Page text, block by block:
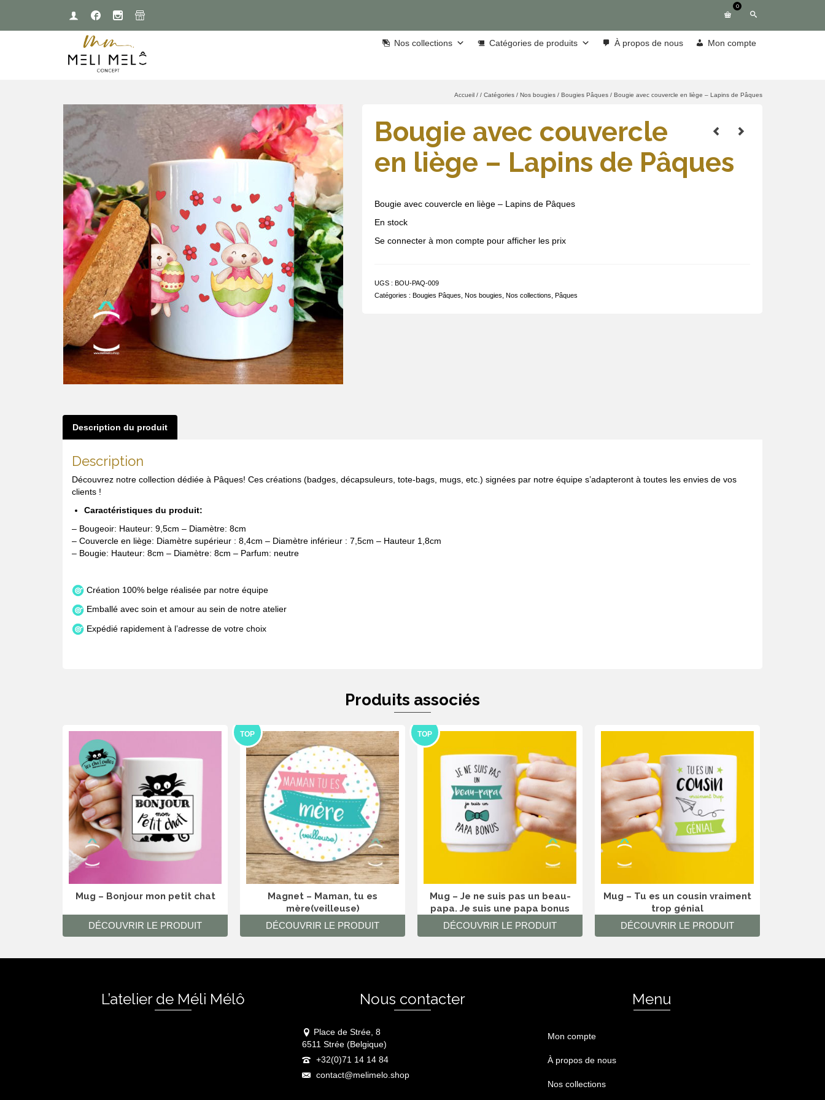
0
Nos collections Catégories de produits À propos de nous Mon compte
Accueil / / Catégories / Nos bougies / Bougies Pâques / Bougie avec couvercle en liège – Lapins de Pâques
Bougie avec couvercle
en liège – Lapins de Pâques
Bougie avec couvercle en liège – Lapins de Pâques
En stock
Se connecter à mon compte pour afficher les prix
UGS : BOU-PAQ-009
Catégories : Bougies Pâques Nos bougies Nos collections Pâques
Description du produit
Description
Découvrez notre collection dédiée à Pâques! Ces créations (badges, décapsuleurs, tote-bags, mugs, etc.) signées par notre équipe s’adapteront à toutes les envies de vos
clients !
Caractéristiques du produit:
– Bougeoir: Hauteur: 9,5cm – Diamètre: 8cm
– Couvercle en liège: Diamètre supérieur : 8,4cm – Diamètre inférieur : 7,5cm – Hauteur 1,8cm
– Bougie: Hauteur: 8cm – Diamètre: 8cm – Parfum: neutre
Création 100% belge réalisée par notre équipe
Emballé avec soin et amour au sein de notre atelier
Expédié rapidement à l’adresse de votre choix
Produits associés
Mug – Bonjour mon petit chat
DÉCOUVRIR LE PRODUIT
TOP
Magnet – Maman, tu es
mère(veilleuse)
DÉCOUVRIR LE PRODUIT
TOP
Mug – Je ne suis pas un beau-
papa. Je suis une papa bonus
DÉCOUVRIR LE PRODUIT
Mug – Tu es un cousin vraiment
trop génial
DÉCOUVRIR LE PRODUIT
L’atelier de Méli Mélô Nous contacter
Place de Strée, 8
6511 Strée (Belgique)
+32(0)71 14 14 84
contact@melimelo.shop
Menu
Mon compte
À propos de nous
Nos collections